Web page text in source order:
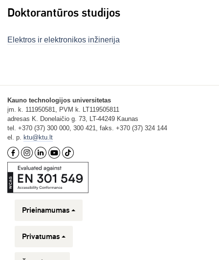
Doktorantūros studijos
Elektros ir elektronikos inžinerija
Kauno technologijos universitetas
įm. k. 111950581, PVM k. LT119505811
adresas K. Donelaičio g. 73, LT-44249 Kaunas
tel. +370 (37) 300 000, 300 421, faks. +370 (37) 324 144
el. p. ktu@ktu.lt
Prieinamumas
Privatumas